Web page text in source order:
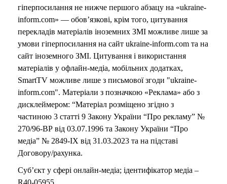
гіперпосилання не нижче першого абзацу на «ukraine-
inform.com» — обов’язкові, крім того, цитування
перекладів матеріалів іноземних ЗМІ можливе лише за
умови гіперпосилання на сайт ukraine-inform.com та на
сайт іноземного ЗМІ. Цитування і використання
матеріалів у офлайн-медіа, мобільних додатках,
SmartTV можливе лише з письмової згоди "ukraine-
inform.com". Матеріали з позначкою «Реклама» або з
дисклеймером: “Матеріал розміщено згідно з
частиною 3 статті 9 Закону України “Про рекламу” №
270/96-ВР від 03.07.1996 та Закону України “Про
медіа” № 2849-IX від 31.03.2023 та на підставі
Договору/рахунка.
Суб’єкт у сфері онлайн-медіа; ідентифікатор медіа –
R40-05955